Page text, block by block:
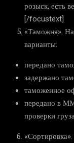
розыск, есть
[/focustext]
«Таможня».
варианты:
передано
задержано
таможенное
передано в
проверки